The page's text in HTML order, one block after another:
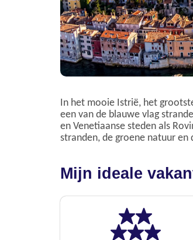
In het mooie Istrië, het
een van de blauwe vlag
en Venetiaanse steden als
stranden, de groene natuur en
Mijn ideale